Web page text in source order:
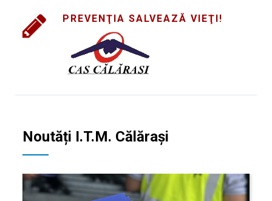
PREVENŢIA SALVEAZĂ VIEŢI!
Noutăți I.T.M. Călăraşi